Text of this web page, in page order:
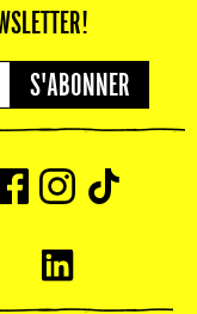
S'ABONNER